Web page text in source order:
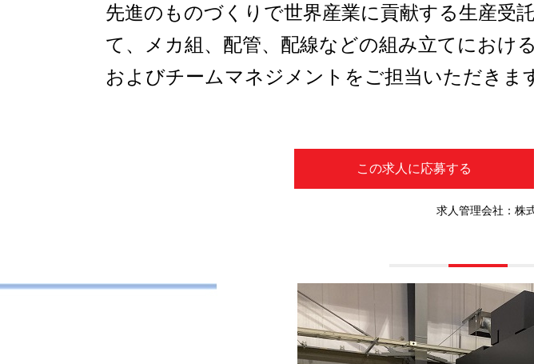
先進のものづくりで世界産業に貢献する生産受
て、メカ組、配管、配線などの組み立てにおけ
およびチームマネジメントをご担当いただきま
この求人に応募する
求人管理会社：株